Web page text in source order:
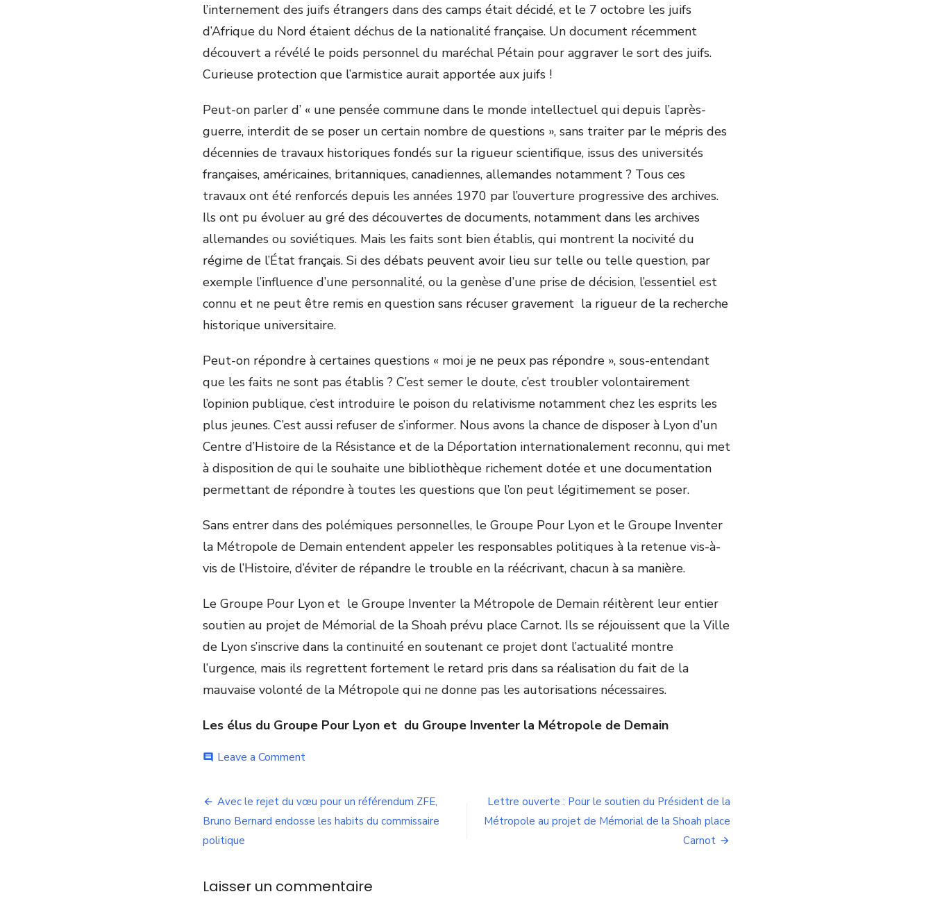
l’internement des juifs étrangers dans des camps était décidé, et le 7 octobre les juifs
d’Afrique du Nord étaient déchus de la nationalité française. Un document récemment
découvert a révélé le poids personnel du maréchal Pétain pour aggraver le sort des juifs.
Curieuse protection que l’armistice aurait apportée aux juifs !
Peut-on parler d’ « une pensée commune dans le monde intellectuel qui depuis l’après-
guerre, interdit de se poser un certain nombre de questions », sans traiter par le mépris des
décennies de travaux historiques fondés sur la rigueur scientifique, issus des universités
françaises, américaines, britanniques, canadiennes, allemandes notamment ? Tous ces
travaux ont été renforcés depuis les années 1970 par l’ouverture progressive des archives.
Ils ont pu évoluer au gré des découvertes de documents, notamment dans les archives
allemandes ou soviétiques. Mais les faits sont bien établis, qui montrent la nocivité du
régime de l’État français. Si des débats peuvent avoir lieu sur telle ou telle question, par
exemple l’influence d’une personnalité, ou la genèse d’une prise de décision, l’essentiel est
connu et ne peut être remis en question sans récuser gravement la rigueur de la recherche
historique universitaire.
Peut-on répondre à certaines questions « moi je ne peux pas répondre », sous-entendant
que les faits ne sont pas établis ? C’est semer le doute, c’est troubler volontairement
l’opinion publique, c’est introduire le poison du relativisme notamment chez les esprits les
plus jeunes. C’est aussi refuser de s’informer. Nous avons la chance de disposer à Lyon d’un
Centre d’Histoire de la Résistance et de la Déportation internationalement reconnu, qui met
à disposition de qui le souhaite une bibliothèque richement dotée et une documentation
permettant de répondre à toutes les questions que l’on peut légitimement se poser.
Sans entrer dans des polémiques personnelles, le Groupe Pour Lyon et le Groupe Inventer
la Métropole de Demain entendent appeler les responsables politiques à la retenue vis-à-
vis de l’Histoire, d’éviter de répandre le trouble en la réécrivant, chacun à sa manière.
Le Groupe Pour Lyon et le Groupe Inventer la Métropole de Demain réitèrent leur entier
soutien au projet de Mémorial de la Shoah prévu place Carnot. Ils se réjouissent que la Ville
de Lyon s’inscrive dans la continuité en soutenant ce projet dont l’actualité montre
l’urgence, mais ils regrettent fortement le retard pris dans sa réalisation du fait de la
mauvaise volonté de la Métropole qui ne donne pas les autorisations nécessaires.
Les élus du Groupe Pour Lyon et du Groupe Inventer la Métropole de Demain
comment Leave a Commenton
l’instrumentalisation
l’histoire
Navigation
de
l’article
Avec le rejet du vœu pour un référendum ZFE,
Bruno Bernard endosse les habits du commissaire
politique
Lettre ouverte : Pour le soutien du Président de la
Métropole au projet de Mémorial de la Shoah place
Carnot
Laisser un commentaire